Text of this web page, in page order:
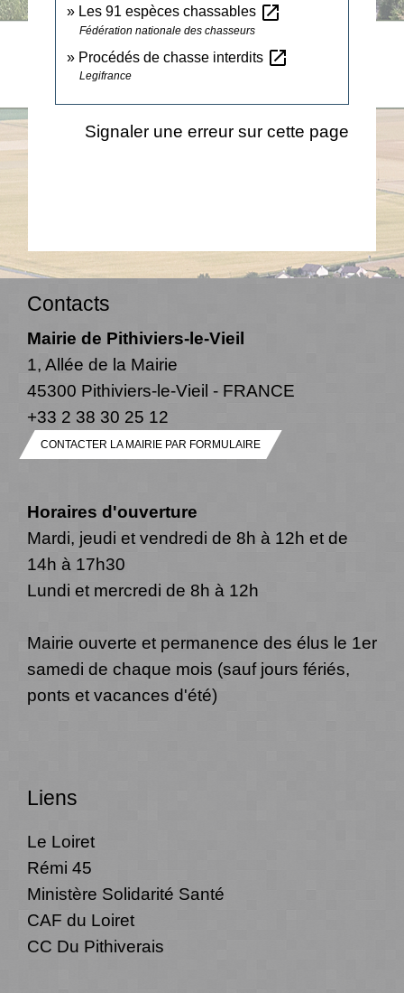
Les 91 espèces chassables open_in_new
Fédération nationale des chasseurs
Procédés de chasse interdits open_in_new
Legifrance
Signaler une erreur sur cette page
Contacts
Mairie de Pithiviers-le-Vieil
1, Allée de la Mairie
45300 Pithiviers-le-Vieil - FRANCE
+33 2 38 30 25 12
CONTACTER LA MAIRIE PAR FORMULAIRE
Horaires d'ouverture
Mardi, jeudi et vendredi de 8h à 12h et de
14h à 17h30
Lundi et mercredi de 8h à 12h
Mairie ouverte et permanence des élus le 1er
samedi de chaque mois (sauf jours fériés,
ponts et vacances d'été)
Liens
Le Loiret
Rémi 45
Ministère Solidarité Santé
CAF du Loiret
CC Du Pithiverais